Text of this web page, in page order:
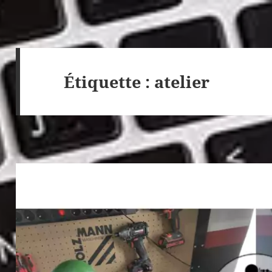
Étiquette : atelier